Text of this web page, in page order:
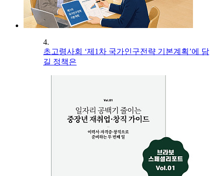
4.
초고령사회 ‘제1차 국가인구전략 기본계획’에 담
길 정책은